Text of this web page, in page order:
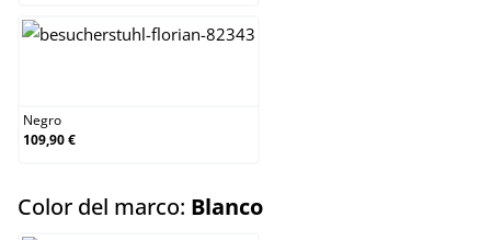
Negro
109,90 €
Color del marco: Blancoselect